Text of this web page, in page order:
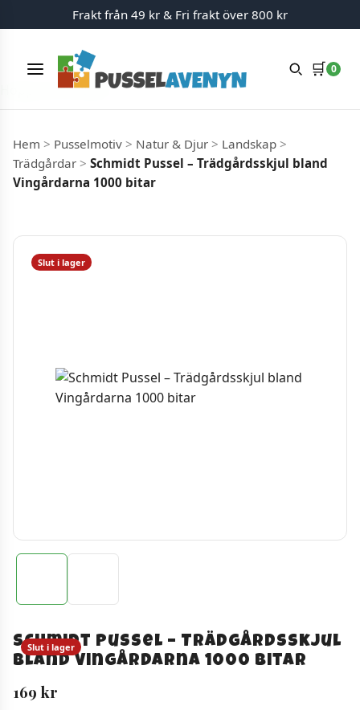
Hoppa till innehåll
Frakt från 49 kr & Fri frakt över 800 kr
Meny 🛒 0
Hem > Pusselmotiv > Natur & Djur > Landskap >
Trädgårdar > Schmidt Pussel – Trädgårdsskjul bland
Vingårdarna 1000 bitar
Slut i lager
Schmidt Pussel – Trädgårdsskjul
bland Vingårdarna 1000 bitar
169 kr
Slut i lager